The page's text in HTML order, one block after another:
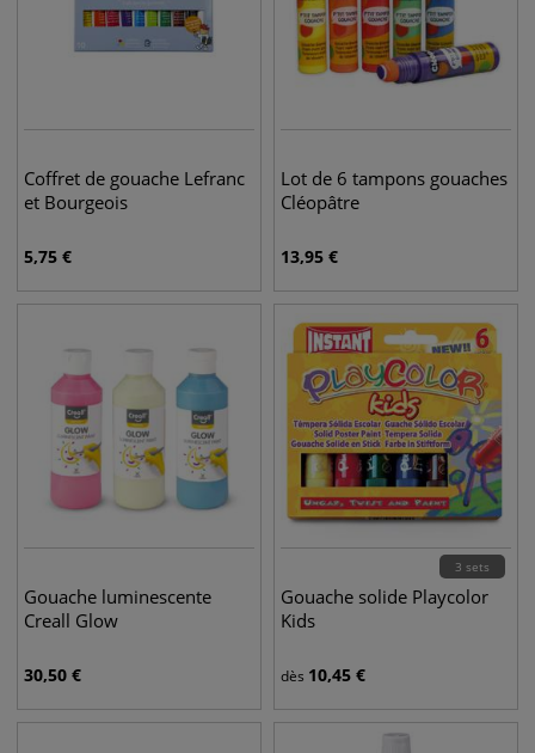
Coffret de gouache Lefranc
et Bourgeois
5,75 €
Lot de 6 tampons gouaches
Cléopâtre
13,95 €
Gouache luminescente
Creall Glow
30,50 €
3 sets
Gouache solide Playcolor
Kids
dès 10,45 €